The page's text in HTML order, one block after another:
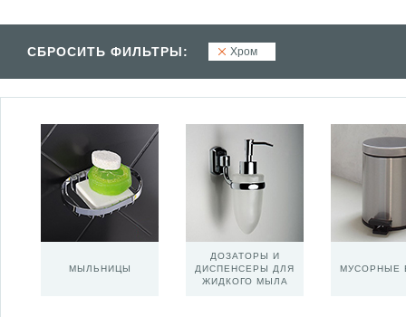
СБРОСИТЬ ФИЛЬТРЫ: Хром
МЫЛЬНИЦЫ
ДОЗАТОРЫ И
ДИСПЕНСЕРЫ ДЛЯ
ЖИДКОГО МЫЛА
МУСОРНЫЕ